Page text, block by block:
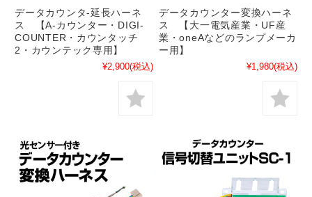
データカウンタ-延長ハーネ
ス 【A-カウンター・DIGI-
COUNTER・カウンタッチ
2・カウンテック専用】
¥2,900(税込)
データカウンター変換ハーネ
ス 【大一電気産業・UF産
業・oneAなどのランプメーカ
ー用】
¥1,980(税込)